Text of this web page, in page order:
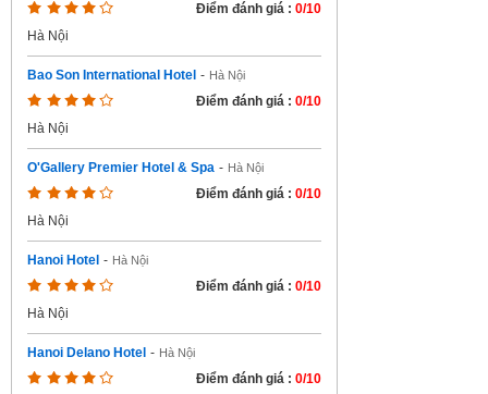
Điểm đánh giá : 0/10
Hà Nội
Bao Son International Hotel - Hà Nội
Điểm đánh giá : 0/10
Hà Nội
O'Gallery Premier Hotel & Spa - Hà Nội
Điểm đánh giá : 0/10
Hà Nội
Hanoi Hotel - Hà Nội
Điểm đánh giá : 0/10
Hà Nội
Hanoi Delano Hotel - Hà Nội
Điểm đánh giá : 0/10